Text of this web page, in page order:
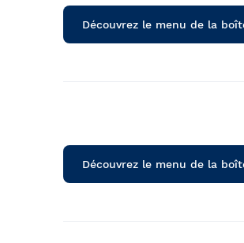
Découvrez le menu de la
Découvrez le menu de la